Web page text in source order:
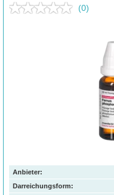
(0)
Anbieter:
Darreichungsform: